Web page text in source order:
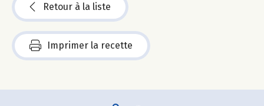
Retour à la liste
Imprimer la recette